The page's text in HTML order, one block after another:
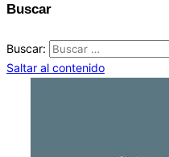
Buscar
Buscar:
Saltar al contenido